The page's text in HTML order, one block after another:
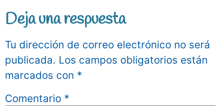
Deja una respuesta
Tu dirección de correo electrónico no será
publicada. Los campos obligatorios están
marcados con *
Comentario *